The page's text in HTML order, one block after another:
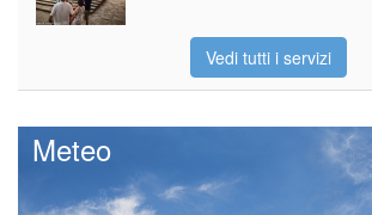
Vedi tutti i servizi
Meteo